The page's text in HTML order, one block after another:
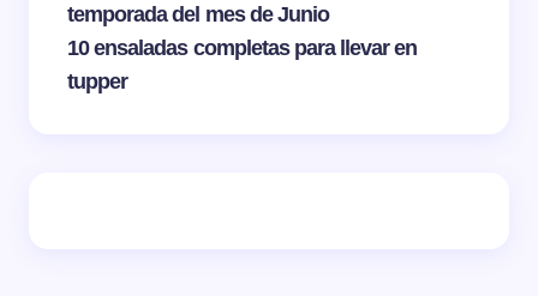
temporada del mes de Junio
10 ensaladas completas para llevar en
tupper